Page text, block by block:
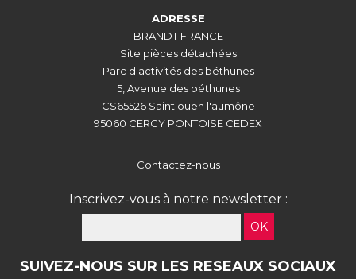
ADRESSE
BRANDT FRANCE
Site pièces détachées
Parc d'activités des béthunes
5, Avenue des béthunes
CS65526 Saint ouen l'aumône
95060 CERGY PONTOISE CEDEX
Contactez-nous
Inscrivez-vous à notre newsletter :
OK
SUIVEZ-NOUS SUR LES RESEAUX SOCIAUX